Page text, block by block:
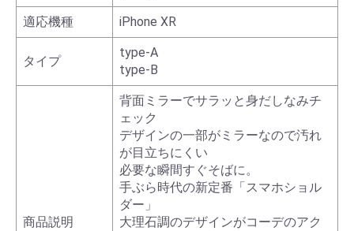
適応機種 iPhone XR
タイプ
type-A
type-B
商品説明
背面ミラーでサラッと身だしなみチ
ェック
デザインの一部がミラーなので汚れ
が目立ちにくい
必要な瞬間すぐそばに。
手ぶら時代の新定番「スマホショル
ダー」
大理石調のデザインがコーデのアク